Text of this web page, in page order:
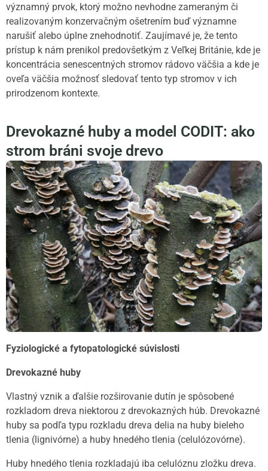
významný prvok, ktorý možno nevhodne zameraným či
realizovaným konzervačným ošetrením buď významne
narušiť alebo úplne znehodnotiť. Zaujímavé je, že tento
prístup k nám prenikol predovšetkým z Veľkej Británie, kde je
koncentrácia senescentných stromov rádovo väčšia a kde je
oveľa väčšia možnosť sledovať tento typ stromov v ich
prirodzenom kontexte.
Drevokazné huby a model CODIT: ako
strom bráni svoje drevo
Fyziologické a fytopatologické súvislosti
Drevokazné huby
Vlastný vznik a ďalšie rozširovanie dutín je spôsobené
rozkladom dreva niektorou z drevokazných húb. Drevokazné
huby sa podľa typu rozkladu dreva delia na huby bieleho
tlenia (lignivórne) a huby hnedého tlenia (celulózovórne).
Huby hnedého tlenia rozkladajú iba celulóznu zložku dreva.